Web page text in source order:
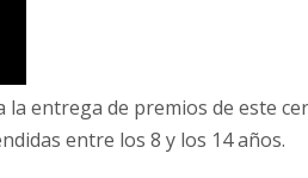
la entrega de premios de este
entre los 8 y los 14 años.